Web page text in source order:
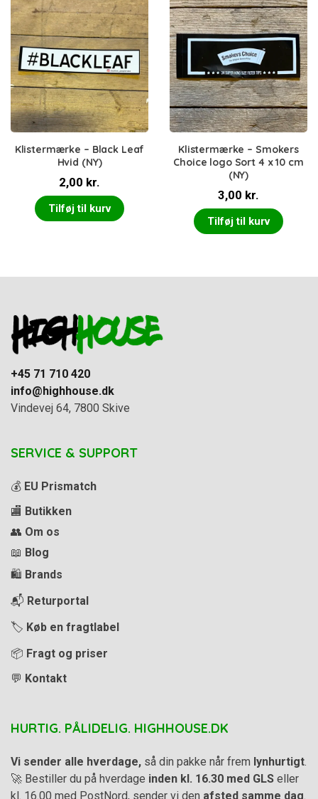
Klistermærke – Black Leaf
Hvid (NY)
2,00 kr.
Tilføj til kurv
Klistermærke – Smokers
Choice logo Sort 4 x 10 cm
(NY)
3,00 kr.
Tilføj til kurv
+45 71 710 420
info@highhouse.dk
Vindevej 64, 7800 Skive
SERVICE & SUPPORT
💰 EU Prismatch
🏬 Butikken
👥 Om os
📖 Blog
🛍️ Brands
📬 Returportal
🏷️ Køb en fragtlabel
📦 Fragt og priser
💬 Kontakt
HURTIG. PÅLIDELIG. HIGHHOUSE.DK
Vi sender alle hverdage, så din pakke når frem lynhurtigt
🚀 Bestiller du på hverdage inden kl. 16.30 med GLS eller
kl. 16.00 med PostNord, sender vi den afsted samme dag